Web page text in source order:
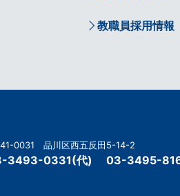
教職員採用情報
0031 品川区西五反田5-14-2
3493-0331(代) 03-3495-